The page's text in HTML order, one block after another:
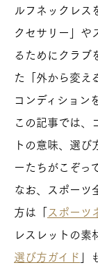
ルフネックレス
クセサリー」や
るためにクラ
た「外から変え
コンディション
この記事では、
トの意味、選
ーたちがこぞっ
なお、スポーツ
方は「スポーツ
レスレットの素
選び方ガイド 」